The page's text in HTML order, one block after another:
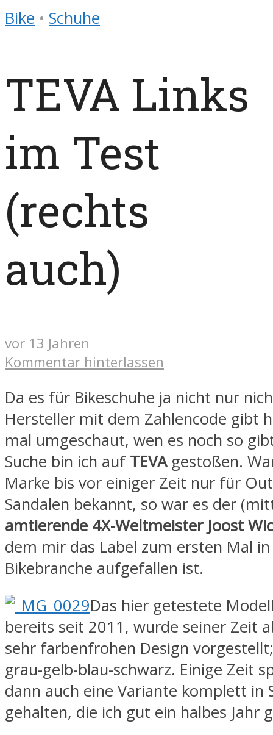
Bike • Schuhe
TEVA Links
im Test
(rechts
auch)
vor 13 Jahren
Kommentar hinterlassen
Da es für Bikeschuhe ja nicht nur
Hersteller mit dem Zahlencode gibt
mal umgeschaut, wen es noch so
Suche bin ich auf TEVAgestoßen.
Marke bis vor einiger Zeit nur für
Sandalen bekannt, so war es der
amtierende 4X-Weltmeister Joost
dem mir das Label zum ersten Mal
Bikebranche aufgefallen ist.
Das hier getestete
bereits seit 2011, wurde seiner Zeit
sehr farbenfrohen Design
grau-gelb-blau-schwarz. Einige Zeit
dann auch eine Variante komplett in
gehalten, die ich gut ein halbes Jahr